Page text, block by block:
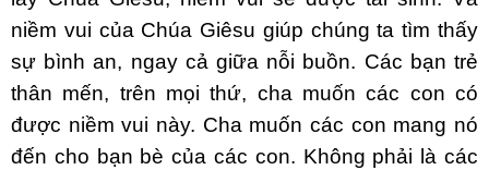
niềm vui của Chúa Giêsu giúp chúng ta tìm thấy
sự bình an, ngay cả giữa nỗi buồn. Các bạn trẻ
thân mến, trên mọi thứ, cha muốn các con có
được niềm vui này. Cha muốn các con mang nó
đến cho bạn bè của các con. Không phải là các